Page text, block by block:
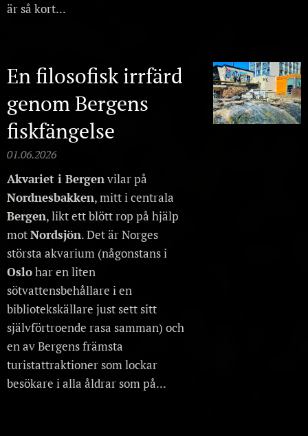
är så kort...
En filosofisk irrfärd
genom Bergens
fiskfängelse
01.06.2026
Akvariet i Bergenvilar på
Nordnesbakken, mitt i centrala
Bergen, likt ett blött rop på hjälp
motNordsjön. Det är Norges
största akvarium (någonstans i
Oslohar en liten
sötvattensbehållare i en
bibliotekskällare just sett sitt
självförtroende rasa samman) och
en av Bergens främsta
turistattraktioner som lockar
besökare i alla åldrar som på...